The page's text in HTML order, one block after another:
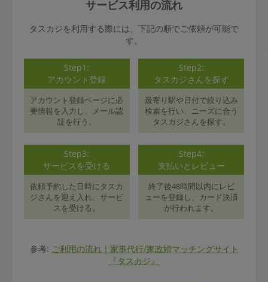
サービス利用の流れ
タスカジを利用する際には、下記の順でご依頼が可能で
す。
Step1:
アカウント登録
アカウント登録ページに必
要情報を入力し、メール認
証を行う。
Step2:
タスカジさんを探す
最寄り駅や日付で絞り込み
検索を行い、ニーズに合う
タスカジさんを探す。
Step3:
サービスを受ける
依頼予約した日時にタスカ
ジさんを迎え入れ、サービ
スを受ける。
Step4:
支払いとレビュー
終了後48時間以内にレビ
ューを登録し、カード決済
が行われます。
参考: ご利用の流れ｜家事代行/家政婦マッチングサイト
『タスカジ』